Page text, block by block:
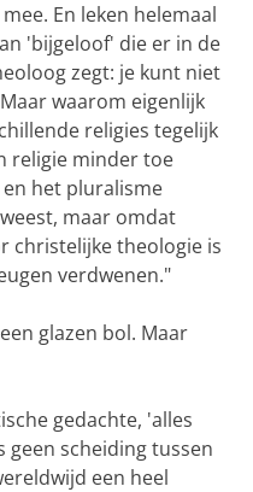
En leken helemaal
'bijgeloof' die er in de
zegt: je kunt niet
waarom eigenlijk
religies tegelijk
religie minder toe
het pluralisme
maar omdat
christelijke theologie is
verdwenen."
glazen bol. Maar
gedachte, 'alles
geen scheiding tussen
een heel